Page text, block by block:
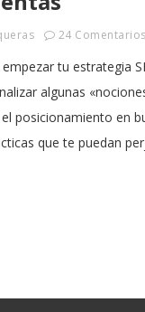
24 Comentarios
tu estrategia
algunas
posicionamiento en
que te puedan